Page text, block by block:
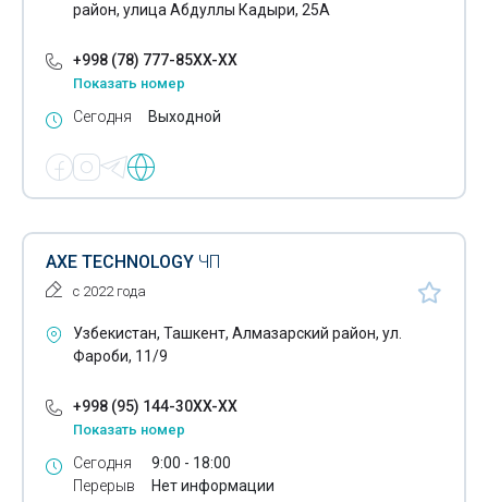
Системы GPS мониторинга транспортных средств
Системы учета рабочего времени
Установка программного обеспечения
Принтеры
Картриджи
Серверное оборудование
Сервера
район, улица Абдуллы Кадыри, 25А
+998 (78) 777-85XX-XX
Показать номер
Сегодня Выходной
AXE TECHNOLOGY ЧП
с 2022 года
Узбекистан, Ташкент, Алмазарский район, ул.
Фароби, 11/9
+998 (95) 144-30XX-XX
Показать номер
Сегодня
Перерыв
9:00 - 18:00
Нет информации